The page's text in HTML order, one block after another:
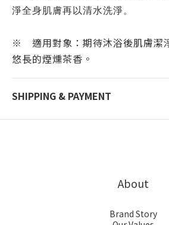
淨全身肌膚再以清水洗淨。
※ 適用對象：期待沐浴後肌膚潔
悠長的煙燻茶香。
SHIPPING & PAYMENT
About
Brand Story